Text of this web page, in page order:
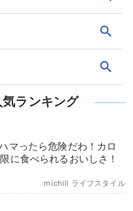
ランキング
マったら危険だわ！カロ
に食べられるおいしさ！
michill ライフスタイル